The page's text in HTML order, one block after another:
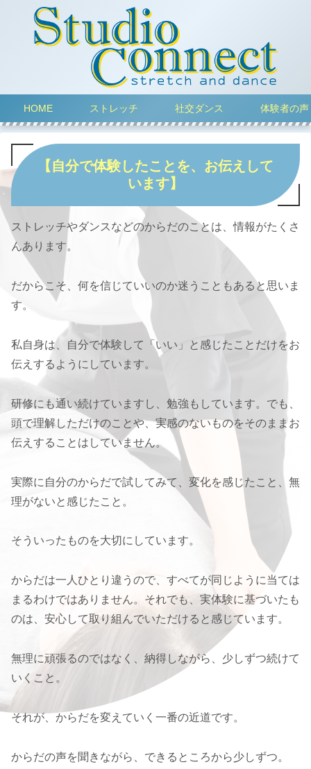
HOME ストレッチ 社交ダンス 体験者の声
【自分で体験したことを、お伝えして
います】
ストレッチやダンスなどのからだのことは、情報がたくさ
んあります。
だからこそ、何を信じていいのか迷うこともあると思いま
す。
私自身は、自分で体験して「いい」と感じたことだけをお
伝えするようにしています。
研修にも通い続けていますし、勉強もしています。でも、
頭で理解しただけのことや、実感のないものをそのままお
伝えすることはしていません。
実際に自分のからだで試してみて、変化を感じたこと、無
理がないと感じたこと。
そういったものを大切にしています。
からだは一人ひとり違うので、すべてが同じように当ては
まるわけではありません。それでも、実体験に基づいたも
のは、安心して取り組んでいただけると感じています。
無理に頑張るのではなく、納得しながら、少しずつ続けて
いくこと。
それが、からだを変えていく一番の近道です。
からだの声を聞きながら、できるところから少しずつ。